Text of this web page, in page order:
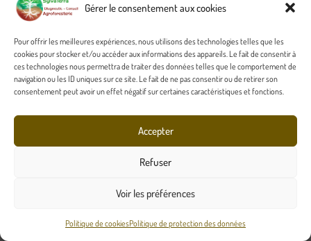
Gérer le consentement aux cookies
Pour offrir les meilleures expériences, nous utilisons des technologies telles que les
cookies pour stocker et/ou accéder aux informations des appareils. Le fait de consentir à
ces technologies nous permettra de traiter des données telles que le comportement de
navigation ou les ID uniques sur ce site. Le fait de ne pas consentir ou de retirer son
consentement peut avoir un effet négatif sur certaines caractéristiques et fonctions.
Accepter
Refuser
Voir les préférences
Politique de cookiesPolitique de protection des données